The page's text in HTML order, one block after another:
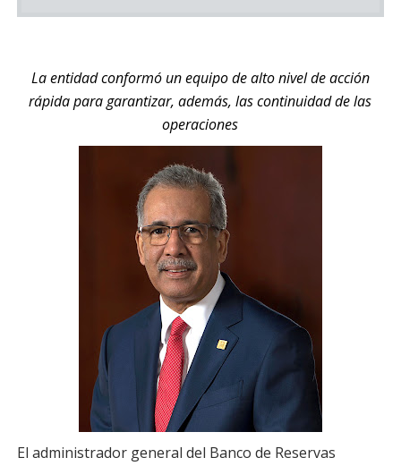
La entidad conformó un equipo de alto nivel de acción
rápida para garantizar, además, las continuidad de las
operaciones
El administrador general del Banco de Reservas